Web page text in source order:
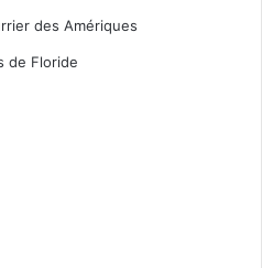
des Amériques
de Floride